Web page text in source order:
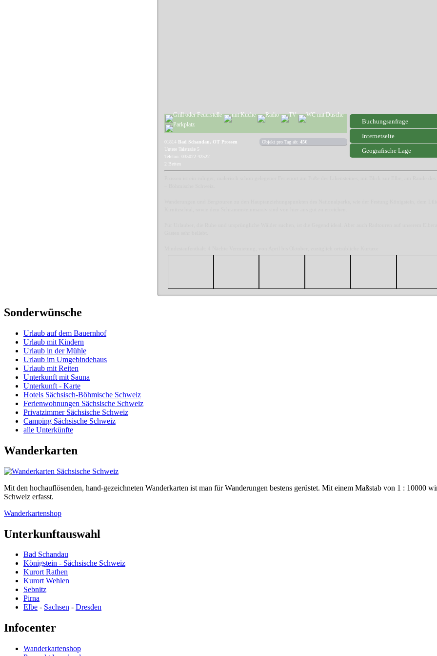
Buchungsanfrage
Internetseite
Geografische Lage
01814 Bad Schandau, OT Prossen
Untere Talstraße 5
Telefon: 035022 42522
2 Betten
Objekt pro Tag ab: 45€
Sonderwünsche
Urlaub auf dem Bauernhof
Urlaub mit Kindern
Urlaub in der Mühle
Urlaub im Umgebindehaus
Urlaub mit Reiten
Unterkunft mit Sauna
Unterkunft - Karte
Hotels Sächsisch-Böhmische Schweiz
Ferienwohnungen Sächsische Schweiz
Privatzimmer Sächsische Schweiz
Camping Sächsische Schweiz
alle Unterkünfte
Wanderkarten
Mit den hochauflösenden, hand-gezeichneten Wanderkarten ist man für Wanderungen bestens gerüstet. Mit einem Maßstab von 1 : 10000
Schweiz erfasst.
Wanderkartenshop
Unterkunftauswahl
Bad Schandau
Königstein - Sächsische Schweiz
Kurort Rathen
Kurort Wehlen
Sebnitz
Pirna
Elbe - Sachsen - Dresden
Infocenter
Wanderkartenshop